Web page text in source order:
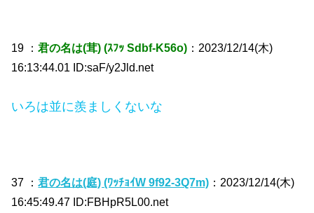
19 ：君の名は(茸) (ｽﾌｯ Sdbf-K56o) ：2023/12/14(木)
16:13:44.01 ID:saF/y2Jld.net
いろは並に羨ましくないな
37 ：君の名は(庭) (ﾜｯﾁｮｲW 9f92-3Q7m) ：2023/12/14(木)
16:45:49.47 ID:FBHpR5L00.net